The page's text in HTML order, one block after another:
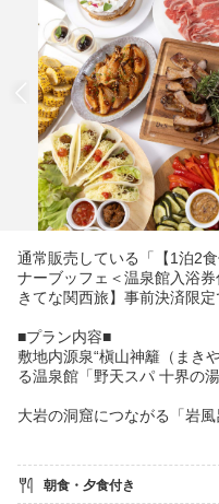
通常販売している「【1泊2
ナーブッフェ＜温泉館入浴
きてな関西旅】事前決済限
■プラン内容■
敷地内源泉“槇山神籬（まき
る温泉館「野天スパ 十界の
大岩の洞窟につながる「岩
湯」、小道の先には間近に
※滞在中1度のみ入湯可能です
朝食・夕食付き